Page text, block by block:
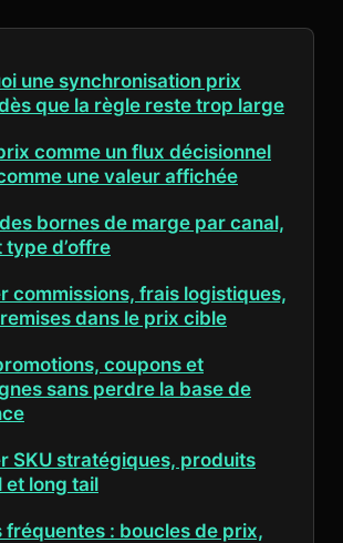
une synchronisation prix
que la règle reste trop large
comme un flux décisionnel
une valeur affichée
bornes de marge par canal,
type d’offre
commissions, frais logistiques,
dans le prix cible
coupons et
sans perdre la base de
SKU stratégiques, produits
et long tail
fréquentes : boucles de prix,